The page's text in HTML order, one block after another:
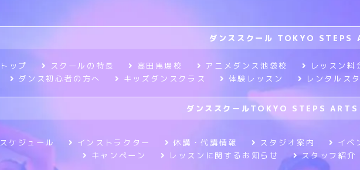
ダンススクール TOKYO STEPS
トップ スクールの特長 高田馬場校 アニメダンス池袋校 レッスン料
ダンス初心者の方へ
キッズダンスクラス 体験レッスン レンタルス
ダンススクールTOKYO STEPS ARTS
スケジュール インストラクター 休講・代講情報 スタジオ案内 イベ
キャンペーン
レッスンに関するお知らせ スタッフ紹介